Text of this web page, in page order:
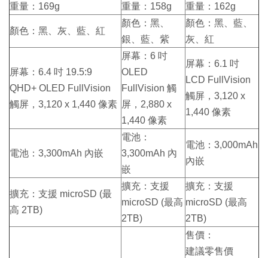
重量：169g 重量：158g 重量：162g
顏色：黑、灰、藍、紅
顏色：黑、
銀、藍、紫
顏色：黑、藍、
灰、紅
屏幕：6.4 吋 19.5:9
QHD+ OLED FullVision
觸屏，3,120 x 1,440 像素
屏幕：6 吋
OLED
FullVision 觸
屏，2,880 x
1,440 像素
屏幕：6.1 吋
LCD FullVision
觸屏，3,120 x
1,440 像素
電池：3,300mAh 內嵌
電池：
3,300mAh 內
嵌
電池：3,000mAh
內嵌
擴充：支援 microSD (最
高 2TB)
擴充：支援
microSD (最高
2TB)
擴充：支援
microSD (最高
2TB)
售價：
建議零售價